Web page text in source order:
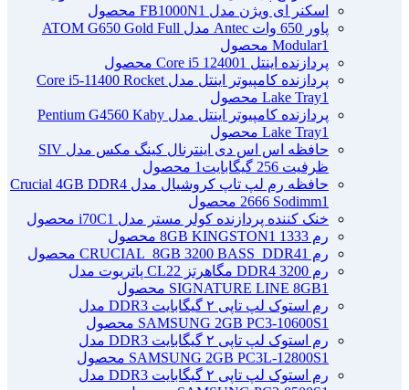
اسکنر ای ویژن مدل FB1000N 1 محصول
پاور 650 وات Antec مدل ATOM G650 Gold Full
Modular1 محصول
پردازنده اینتل Core i5 12400 1 محصول
پردازنده کامپیوتر اینتل مدل Core i5-11400 Rocket
Lake Tray1 محصول
پردازنده کامپیوتر اینتل مدل Pentium G4560 Kaby
Lake Tray1 محصول
حافظه اس اس دی اینترنال کینگ مکس مدل SIV
ظرفیت 256 گیگابایت
1 محصول
حافظه رم لپ تاپ کروشیال مدل Crucial 4GB DDR4
2666 Sodimm1 محصول
خنک کننده پردازنده کولر مستر مدل i70C 1 محصول
رم 1333 8GB KINGSTON
1 محصول
رم CRUCIAL_8GB 3200 BASS_DDR4 1 محصول
رم DDR4 3200 مگاهرتز CL22 پاتریوت مدل
SIGNATURE LINE 8GB1 محصول
رم استوک لپ تاپی ۲ گیگابایت DDR3 مدل
SAMSUNG 2GB PC3-10600S1 محصول
رم استوک لپ تاپی ۲ گیگابایت DDR3 مدل
SAMSUNG 2GB PC3L-12800S1 محصول
رم استوک لپ تاپی ۲ گیگابایت DDR3 مدل